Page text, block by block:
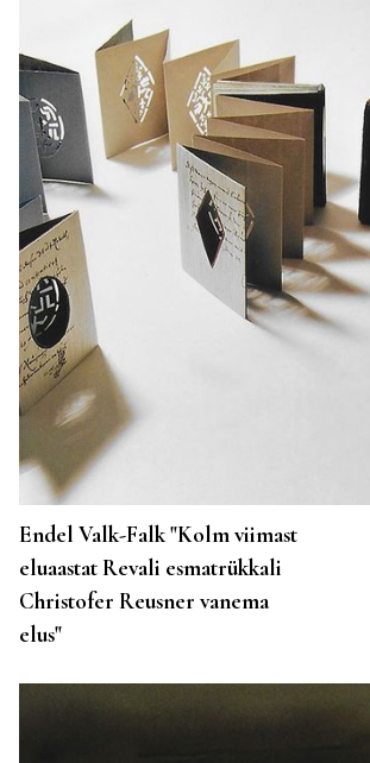
Endel Valk-Falk "Kolm viimast
eluaastat Revali esmatrükkali
Christofer Reusner vanema
elus"